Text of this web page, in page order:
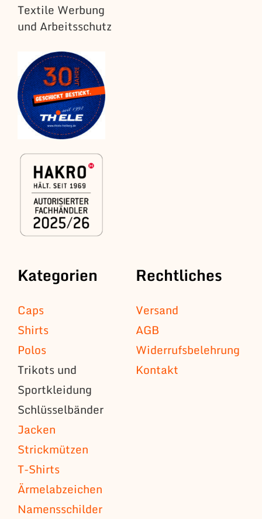
Textile Werbung
und Arbeitsschutz
Kategorien
Caps
Shirts
Polos
Trikots und
Sportkleidung
Schlüsselbänder
Jacken
Strickmützen
T-Shirts
Ärmelabzeichen
Namensschilder
Rechtliches
Versand
AGB
Widerrufsbelehrung
Kontakt